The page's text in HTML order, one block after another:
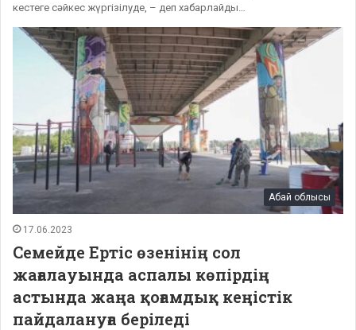
кестеге сәйкес жүргізілуде, – деп хабарлайды…
Абай облысы
17.06.2023
Семейде Ертіс өзенінің сол
жағалауында аспалы көпірдің
астында жаңа қоғамдық кеңістік
пайдалануға беріледі